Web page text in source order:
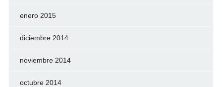
enero 2015
diciembre 2014
noviembre 2014
octubre 2014